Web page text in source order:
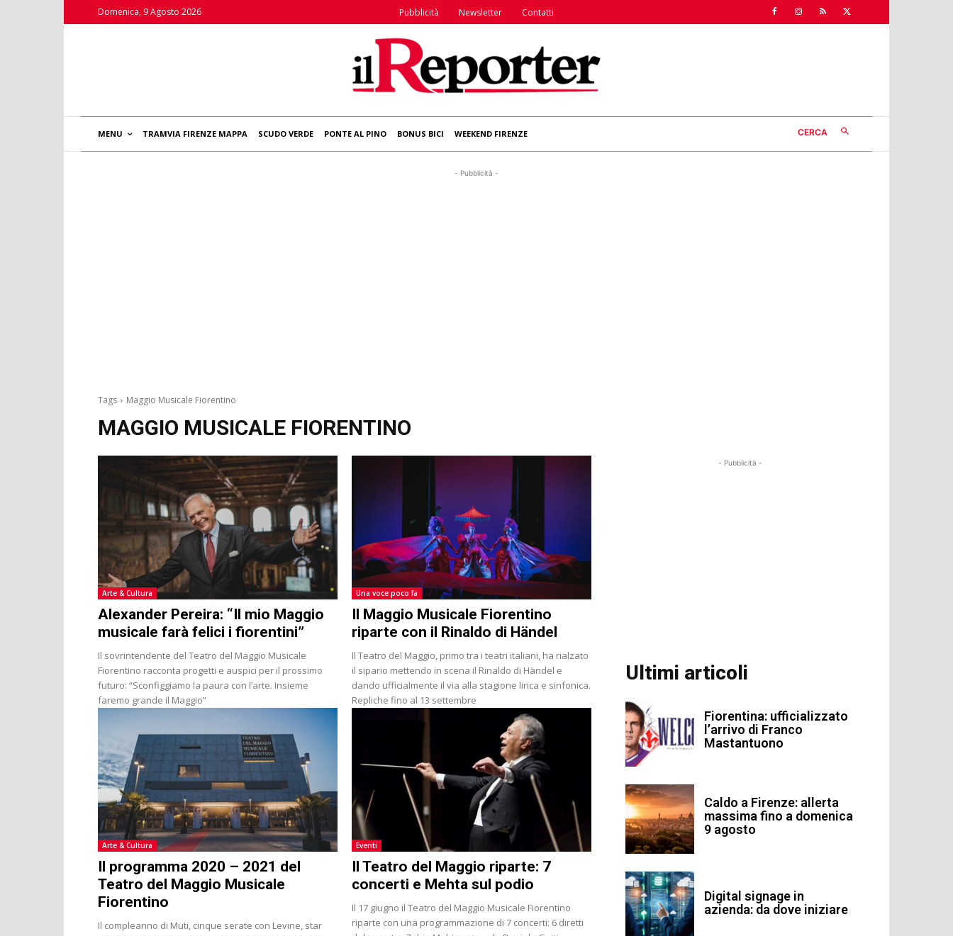
Domenica, 9 Agosto 2026 Pubblicità Newsletter Contatti
MENU TRAMVIA FIRENZE MAPPA SCUDO VERDE PONTE AL PINO BONUS BICI WEEKEND FIRENZE CERCA
- Pubblicità -
Tags Maggio Musicale Fiorentino
MAGGIO MUSICALE FIORENTINO
Arte & Cultura
Alexander Pereira: “Il mio Maggio
musicale farà felici i fiorentini”
Il sovrintendente del Teatro del Maggio Musicale
Fiorentino racconta progetti e auspici per il prossimo
futuro: “Sconfiggiamo la paura con l’arte. Insieme
faremo grande il Maggio”
Una voce poco fa
Il Maggio Musicale Fiorentino
riparte con il Rinaldo di Händel
Il Teatro del Maggio, primo tra i teatri italiani, ha rialzato
il sipario mettendo in scena il Rinaldo di Händel e
dando ufficialmente il via alla stagione lirica e sinfonica.
Repliche fino al 13 settembre
Arte & Cultura
Il programma 2020 – 2021 del
Teatro del Maggio Musicale
Fiorentino
Il compleanno di Muti, cinque serate con Levine, star
Eventi
Il Teatro del Maggio riparte: 7
concerti e Mehta sul podio
Il 17 giugno il Teatro del Maggio Musicale Fiorentino
riparte con una programmazione di 7 concerti: 6 diretti
- Pubblicità -
Ultimi articoli
Fiorentina: ufficializzato
l’arrivo di Franco
Mastantuono
Caldo a Firenze: allerta
massima fino a domenica
9 agosto
Digital signage in
azienda: da dove iniziare